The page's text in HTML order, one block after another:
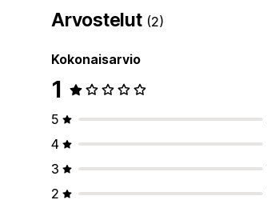
Arvostelut (2)
Kokonaisarvio
1
5
4
3
2